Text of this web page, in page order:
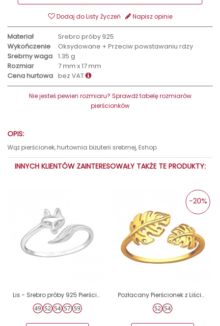
Dodaj do Listy Życzeń Napisz opinie
Materiał
Srebro próby 925
Wykończenie
Oksydowane + Przeciw powstawaniu rdzy
Srebrny waga 1.35 g
Rozmiar
7 mm x 17 mm
Cena hurtowa bez VAT
Nie jesteś pewien rozmiaru? Sprawdź tabelę rozmiarów
pierścionków
OPIS:
Wąż pierścionek, hurtownia biżuterii srebrnej, Eshop
INNYCH KLIENTÓW ZAINTERESOWAŁY TAKŻE TE PRODUKTY:
Lis - Srebro próby 925 Pierścionki zwykłe A4S20985 Pozłacany Pierścionek z Liściami - Srebro Próby 925 Srebrne Pierścionki A4S44749
-20%